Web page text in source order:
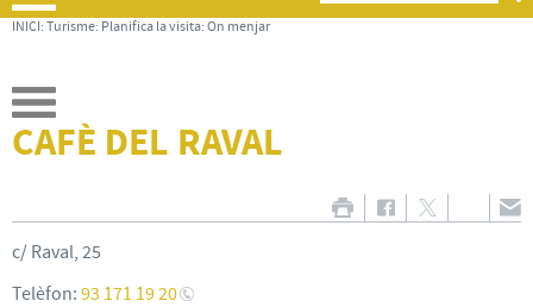
INICI: Turisme: Planifica la visita: On menjar
CAFÈ DEL RAVAL
c/ Raval, 25
Telèfon: 93 171 19 20